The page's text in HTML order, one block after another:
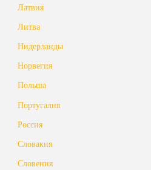
Латвия
Литва
Нидерланды
Норвегия
Польша
Португалия
Россия
Словакия
Словения